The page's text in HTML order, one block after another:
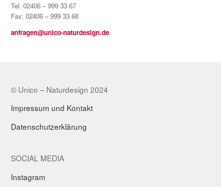
Tel: 02406 – 999 33 67
Fax: 02406 – 999 33 68
anfragen@unico-naturdesign.de
© Unico – Naturdesign 2024
Impressum und Kontakt
Datenschutzerklärung
SOCIAL MEDIA
Instagram